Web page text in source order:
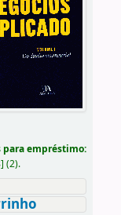
empréstimo:
] (2).